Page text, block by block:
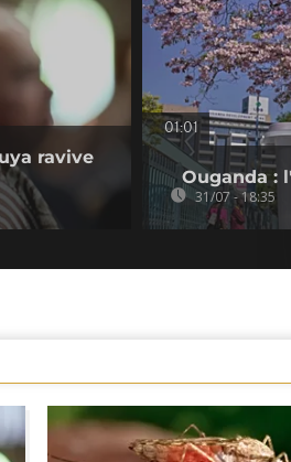
ravive
01:01
Ouganda :
31/07 - 18:35